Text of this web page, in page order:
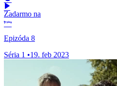
Zadarmo na
Epizóda 8
Séria 1 •19. feb 2023